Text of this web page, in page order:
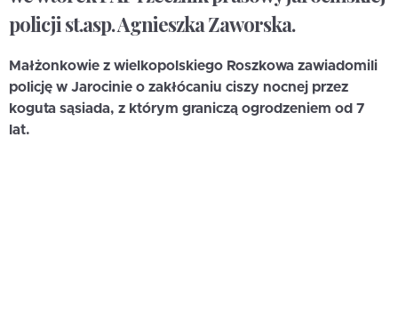
policji st.asp. Agnieszka Zaworska.
Małżonkowie z wielkopolskiego Roszkowa zawiadomili
policję w Jarocinie o zakłócaniu ciszy nocnej przez
koguta sąsiada, z którym graniczą ogrodzeniem od 7
lat.